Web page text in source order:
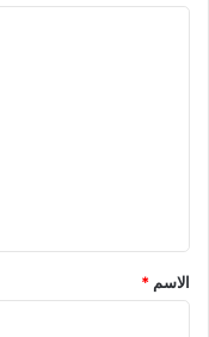
الاسم *